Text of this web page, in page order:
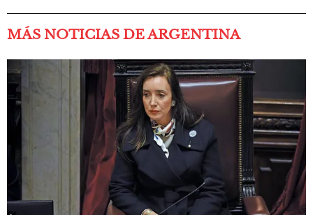
MÁS NOTICIAS DE ARGENTINA